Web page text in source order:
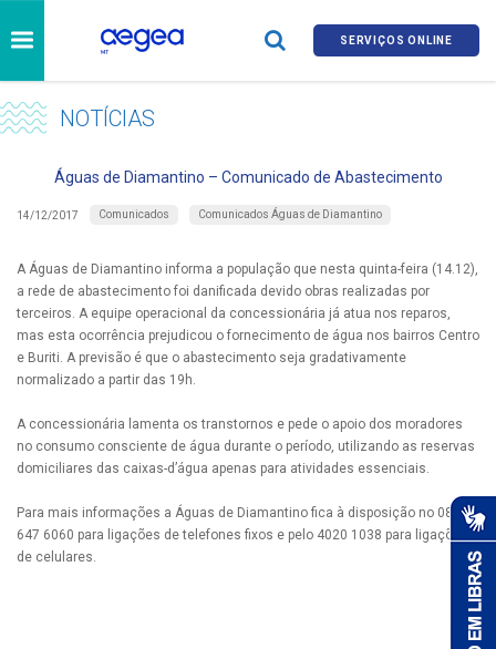
SERVIÇOS ONLINE
NOTÍCIAS
Águas de Diamantino – Comunicado de Abastecimento
14/12/2017 Comunicados Comunicados Águas de Diamantino
A Águas de Diamantino informa a população que nesta quinta-feira (14.12),
a rede de abastecimento foi danificada devido obras realizadas por
terceiros. A equipe operacional da concessionária já atua nos reparos,
mas esta ocorrência prejudicou o fornecimento de água nos bairros Centro
e Buriti. A previsão é que o abastecimento seja gradativamente
normalizado a partir das 19h.
A concessionária lamenta os transtornos e pede o apoio dos moradores
no consumo consciente de água durante o período, utilizando as reservas
domiciliares das caixas-d’água apenas para atividades essenciais.
Para mais informações a Águas de Diamantino fica à disposição no 0800
647 6060 para ligações de telefones fixos e pelo 4020 1038 para ligações
de celulares.